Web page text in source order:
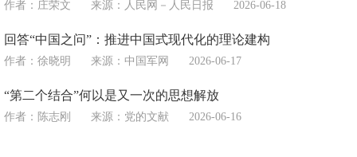
作者：庄荣文 来源： 人民网－人民日报 2026-06-18
回答“中国之问”：推进中国式现代化的理论建构
作者：徐晓明 来源： 中国军网 2026-06-17
“第二个结合”何以是又一次的思想解放
作者：陈志刚 来源： 党的文献 2026-06-16